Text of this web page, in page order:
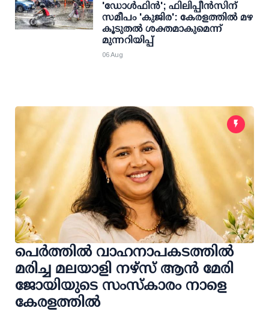
'ഡോള്‍ഫിന്‍'; ഫിലിപ്പീന്‍സിന്
സമീപം 'കുജിര': കേരളത്തില്‍ മഴ
കൂടുതല്‍ ശക്തമാകുമെന്ന്
മുന്നറിയിപ്പ്
06 Aug
പെർത്തിൽ വാഹനാപകടത്തിൽ
മരിച്ച മലയാളി നഴ്സ് ആൻ മേരി
ജോയിയുടെ സംസ്കാരം നാളെ
കേരളത്തിൽ